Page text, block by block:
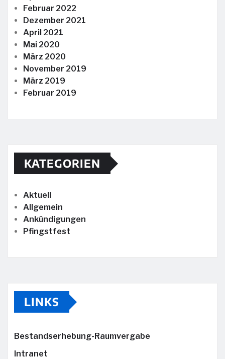
Februar 2022
Dezember 2021
April 2021
Mai 2020
März 2020
November 2019
März 2019
Februar 2019
KATEGORIEN
Aktuell
Allgemein
Ankündigungen
Pfingstfest
LINKS
Bestandserhebung-Raumvergabe
Intranet